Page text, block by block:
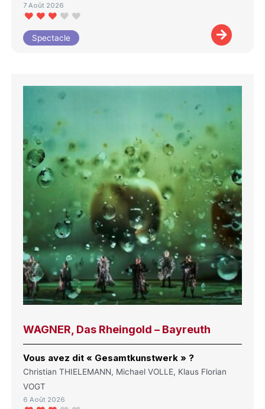
7 Août 2026
Spectacle
WAGNER, Das Rheingold – Bayreuth
Vous avez dit « Gesamtkunstwerk » ?
Christian THIELEMANN, Michael VOLLE, Klaus Florian
VOGT
6 Août 2026